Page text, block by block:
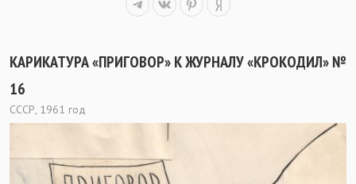
КАРИКАТУРА «ПРИГОВОР» К ЖУРНАЛУ «КРОКОДИЛ» №
16
СССР, 1961 год